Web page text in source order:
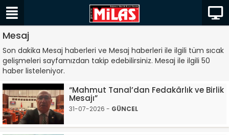
Mesaj
Son dakika Mesaj haberleri ve Mesaj haberleri ile ilgili tüm sıcak
gelişmeleri sayfamızdan takip edebilirsiniz. Mesaj ile ilgili 50
haber listeleniyor.
“Mahmut Tanal’dan Fedakârlık ve Birlik
Mesajı”
31-07-2026 - GÜNCEL